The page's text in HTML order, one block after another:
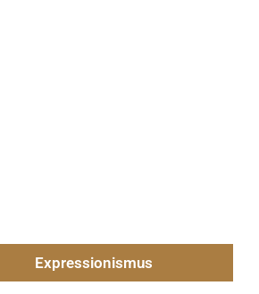
Expres­sionis­mus